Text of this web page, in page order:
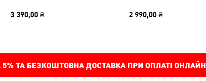
3 390,00 ₴ 2 990,00 ₴
5% ТА БЕЗКОШТОВНА ДОСТАВКА ПРИ ОПЛАТІ ОНЛАЙН